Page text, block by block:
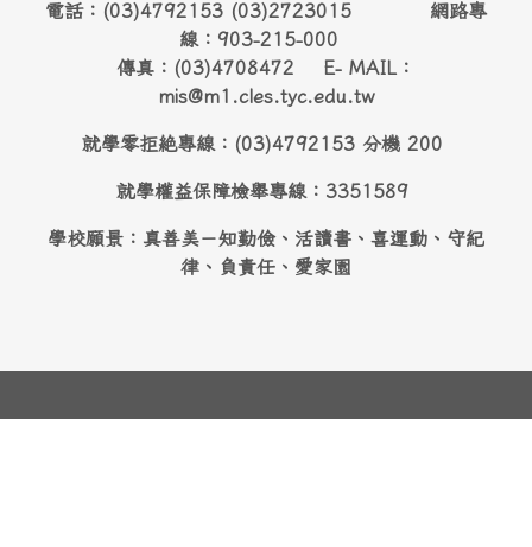
電話：(03)4792153 (03)2723015 網路專
線：903-215-000
傳真：(03)4708472 E- MAIL：
mis@m1.cles.tyc.edu.tw
就學零拒絶專線：(03)4792153 分機 200
就學權益保障檢舉專線：3351589
學校願景：真善美－知勤儉、活讀書、喜運動、守紀
律、負責任、愛家園